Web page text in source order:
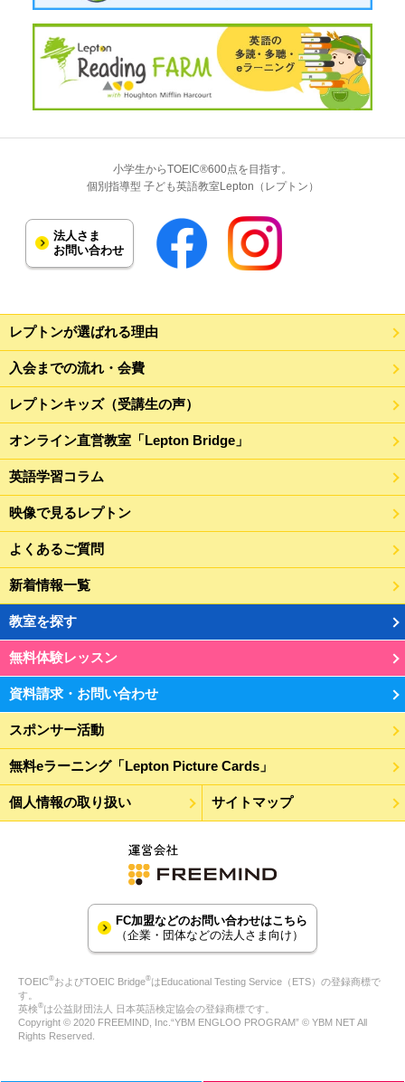
小学生からTOEIC®600点を目指す。
個別指導型 子ども英語教室Lepton（レプトン）
法人さま
お問い合わせ
レプトンが選ばれる理由
入会までの流れ・会費
レプトンキッズ（受講生の声）
オンライン直営教室「Lepton Bridge」
英語学習コラム
映像で見るレプトン
よくあるご質問
新着情報一覧
教室を探す
無料体験レッスン
資料請求・お問い合わせ
スポンサー活動
無料eラーニング「Lepton Picture Cards」
個人情報の取り扱い サイトマップ
FC加盟などのお問い合わせはこちら
（企業・団体などの法人さま向け）
TOEIC®およびTOEIC Bridge®はEducational Testing Service（ETS）の登録商標で
す。
英検®は公益財団法人 日本英語検定協会の登録商標です。
Copyright © 2020 FREEMIND, Inc.“YBM ENGLOO PROGRAM” © YBM NET All
Rights Reserved.